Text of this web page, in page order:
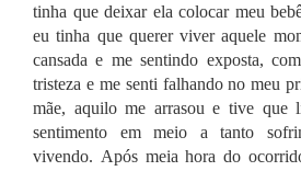
tinha que deixar ela colocar meu
eu tinha que querer viver aquele
cansada e me sentindo exposta,
tristeza e me senti falhando no meu
mãe, aquilo me arrasou e tive que
sentimento em meio a tanto
vivendo. Após meia hora do